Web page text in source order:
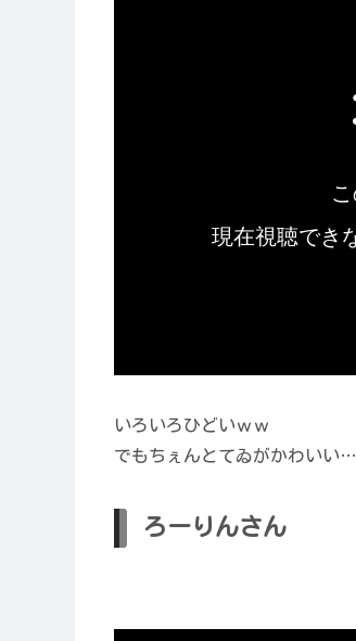
いろいろひどいｗｗ
でもちぇんとてゐがかわいい…
ろーりんさん